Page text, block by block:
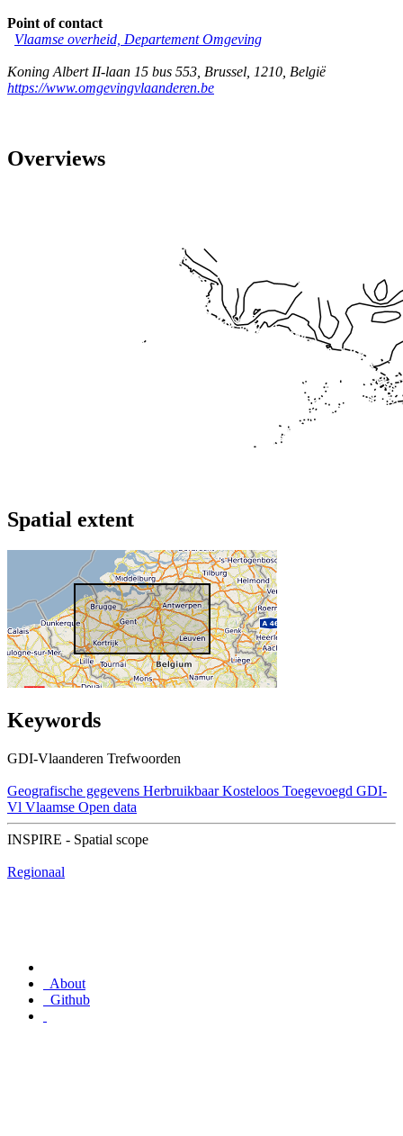
Point of contact
Vlaamse overheid, Departement Omgeving
Koning Albert II-laan 15 bus 553 Brussel 1210 België
https://www.omgevingvlaanderen.be
Overviews
Spatial extent
Keywords
GDI-Vlaanderen Trefwoorden
Geografische gegevens Herbruikbaar Kosteloos Toegevoegd GDI-
Vl Vlaamse Open data
INSPIRE - Spatial scope
Regionaal
About
Github